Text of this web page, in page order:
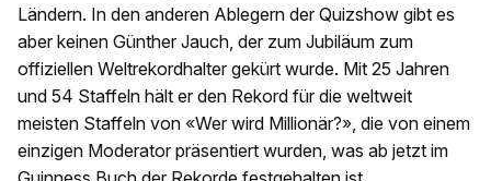
Ländern. In den anderen Ablegern der Quizshow gibt es
aber keinen Günther Jauch, der zum Jubiläum zum
offiziellen Weltrekordhalter gekürt wurde. Mit 25 Jahren
und 54 Staffeln hält er den Rekord für die weltweit
meisten Staffeln von «Wer wird Millionär?», die von einem
einzigen Moderator präsentiert wurden, was ab jetzt im